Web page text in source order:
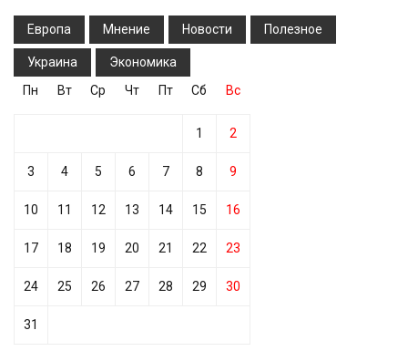
Европа Мнение Новости Полезное
Украина
Экономика
Пн
Вт Ср Чт Пт Сб Вс
1 2
3 4 5 6 7 8 9
10 11 12 13 14 15 16
17 18 19 20 21 22 23
24 25 26 27 28 29 30
31